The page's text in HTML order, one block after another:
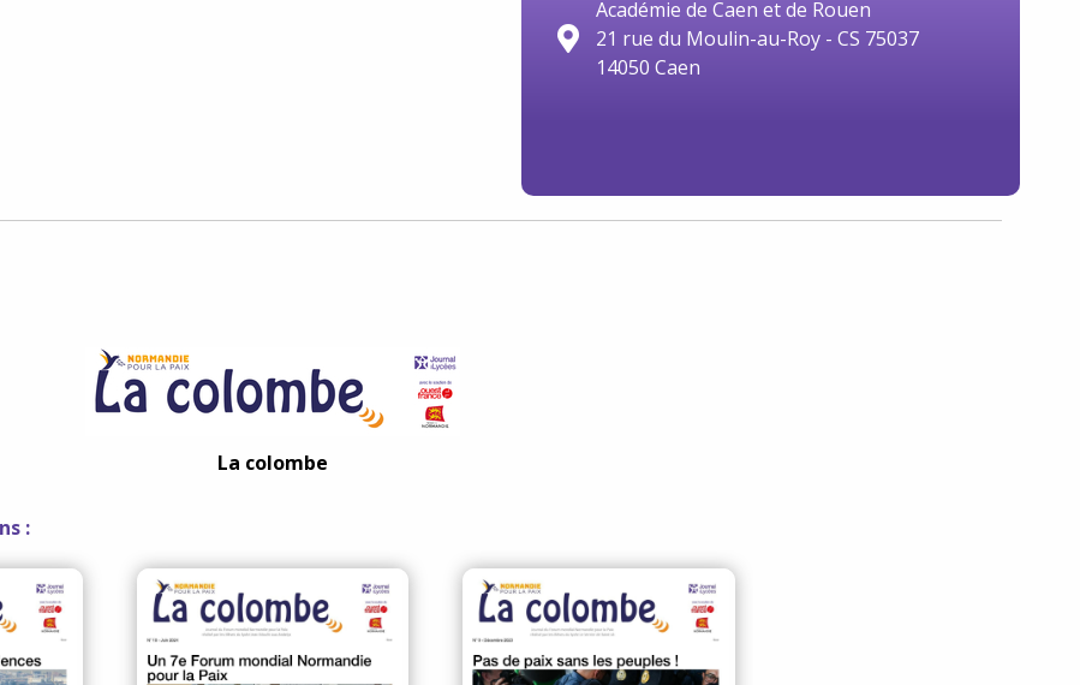
Académie de Caen et de Rouen
21 rue du Moulin-au-Roy - CS 75037
14050 Caen
La colombe
: